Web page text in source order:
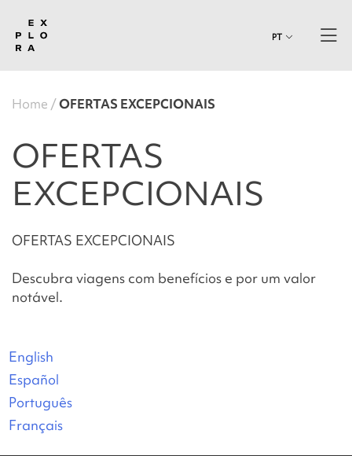
PT
Home OFERTAS EXCEPCIONAIS
OFERTAS
EXCEPCIONAIS
OFERTAS EXCEPCIONAIS
Descubra viagens com benefícios e por um valor
notável.
English
Español
Português
Français